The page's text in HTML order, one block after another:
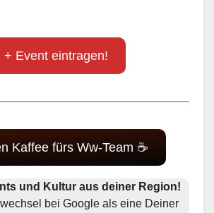
+ Event eintragen!
Kaffee fürs Ww-Team ☕
und Kultur aus deiner Region!
bei Google als eine Deiner